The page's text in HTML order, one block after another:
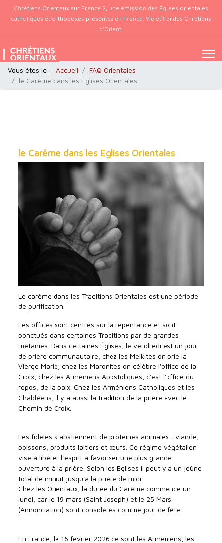
Chrétiens Orientaux sur France 2, une émission des Églises orientales
catholiques et orthodoxes présentes en France. Vie et Foi des Chrétiens
d’Orient.
Vous êtes ici : Accueil
FAQ Orientales
le Carême dans les Eglises Orientales
le Carême dans les Eglises Orientales
Le carême dans les Traditions Orientales est une période
de purification.
Les offices sont centrés sur la repentance et sont
ponctués dans certaines Traditions par de grandes
métanies. Dans certaines Églises, le vendredi est un jour
de prière communautaire, chez les Melkites on prie la
Vierge Marie, chez les Maronites on célèbre l'office de la
Croix, chez les Arméniens Apostoliques, c'est l'office du
repos, de la paix. Chez les Arméniens Catholiques et les
Chaldéens, il y a aussi la tradition de la prière avec le
Chemin de Croix.
Les fidèles s’abstiennent de protéines animales : viande,
poissons, produits laitiers et œufs. Ce régime végétalien
vise à libérer l’esprit à favoriser une plus grande
ouverture à la prière. Selon les Églises il peut y a un jeûne
total de minuit jusqu'à la prière de midi.
Chez les Orientaux, la durée du Carême commence un
lundi, car le 19 mars (Saint Joseph) et le 25 Mars
(Annonciation) sont considérés comme jour de fête.
En France, le 16 février 2026 ce sont les Arméniens, les